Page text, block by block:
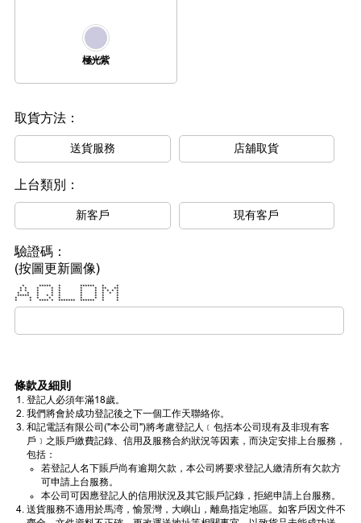
極光紫
取貨方法：
送貨服務 店舖取貨
上台類別：
新客戶 現有客戶
驗證碼：
(按圖更新圖像)
* ***** * ****** * *
* * * * * * * ** **
* * * * * * * * * * *
* * * * * * * * * *
***** * * * * * * * *
* * * * * * * * *
* * **** * ******* ****** * *
條款及細則
登記人必須年滿18歲。
我們將會於成功登記後之下一個工作天聯絡你。
和記電話有限公司("本公司")將考慮登記人﹝包括本公司現有及非現有客
戶﹞之賬戶繳費記錄、信用及服務合約狀況等因素，而決定安排上台服務，
包括：
若登記人名下賬戶尚有逾期欠款，本公司將要求登記人繳清所有欠款方
可申請上台服務。
本公司可因應登記人的信用狀況及其它賬戶記錄，拒絕申請上台服務。
送貨服務不適用於馬湾，愉景灣，大嶼山，離島指定地區。如客戶因文件不